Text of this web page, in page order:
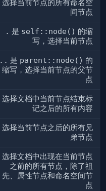
选择当前节点的所有命名空
间节点
. 是 self::node() 的缩
写，选择当前节点
.. 是 parent::node() 的
缩写，选择当前节点的父节
点
选择文档中当前节点结束标
记之后的所有内容
选择当前节点之后的所有兄
弟节点
选择文档中出现在当前节点
之前的所有节点，除了祖
先、属性节点和命名空间节
点